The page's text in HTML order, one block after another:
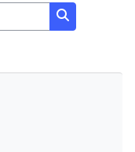
Cari kursus